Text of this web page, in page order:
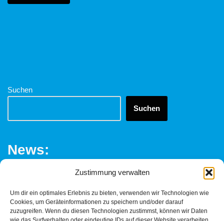
Zustimmung verwalten
Um dir ein optimales Erlebnis zu bieten, verwenden wir Technologien wie
Cookies, um Geräteinformationen zu speichern und/oder darauf
zuzugreifen. Wenn du diesen Technologien zustimmst, können wir Daten
Suchen
Suchen
News:
Löwenstein – das Ende der Fachklinik?
Frauen schützen braucht Transparenz